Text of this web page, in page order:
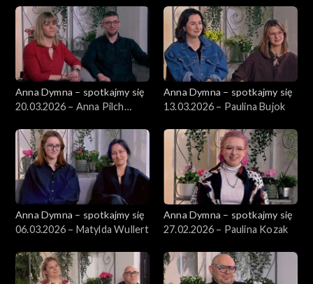
Anna Dymna – spotkajmy się
20.03.2026 – Anna Pilch
Anna Dymna – spotkajmy się
13.03.2026 – Paulina Bujok
Anna Dymna – spotkajmy się
06.03.2026 – Matylda Wullert
Anna Dymna – spotkajmy się
27.02.2026 – Paulina Kozak